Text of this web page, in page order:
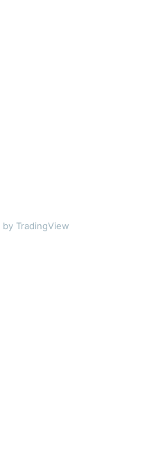
by TradingView